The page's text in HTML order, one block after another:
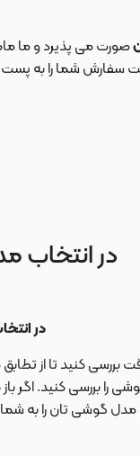
صورت می پذیرد و ما
شما را به پست
در
در
بررسی کنید تا از
بررسی کنید. اگر
مدل گوشی تان را به